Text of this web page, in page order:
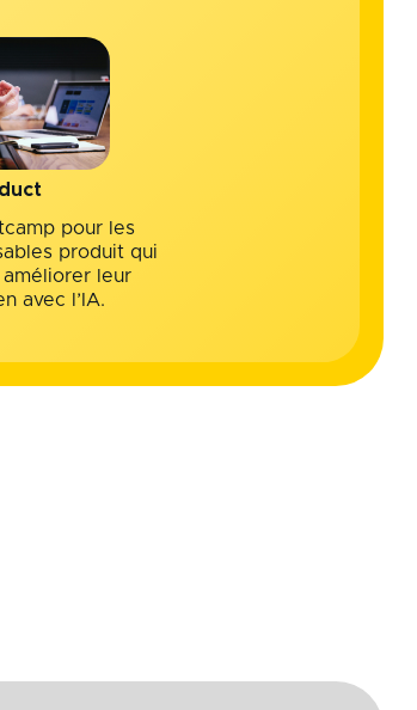
pour les
produit qui
leur
avec l’IA.